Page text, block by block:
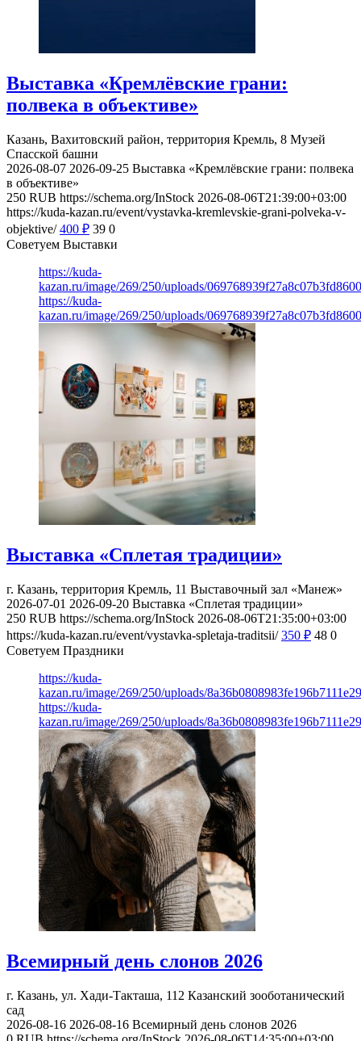
Выставка «Кремлёвские грани:
полвека в объективе»
Казань, Вахитовский район, территория Кремль, 8 Музей
Спасской башни
2026-08-07 2026-09-25 Выставка «Кремлёвские грани: полвека
в объективе»
250 RUB https://schema.org/InStock 2026-08-06T21:39:00+03:00
https://kuda-kazan.ru/event/vystavka-kremlevskie-grani-polveka-v-
objektive/ 400 ₽ 39 0
Советуем Выставки
https://kuda-
kazan.ru/image/269/250/uploads/
https://kuda-
kazan.ru/image/269/250/uploads/
Выставка «Сплетая традиции»
г. Казань, территория Кремль, 11 Выставочный зал «Манеж»
2026-07-01 2026-09-20 Выставка «Сплетая традиции»
250 RUB https://schema.org/InStock 2026-08-06T21:35:00+03:00
https://kuda-kazan.ru/event/vystavka-spletaja-traditsii/ 350 ₽ 48 0
Советуем Праздники
https://kuda-
kazan.ru/image/269/250/uploads/
https://kuda-
kazan.ru/image/269/250/uploads/
Всемирный день слонов 2026
г. Казань, ул. Хади-Такташа, 112 Казанский зооботанический
сад
2026-08-16 2026-08-16 Всемирный день слонов 2026